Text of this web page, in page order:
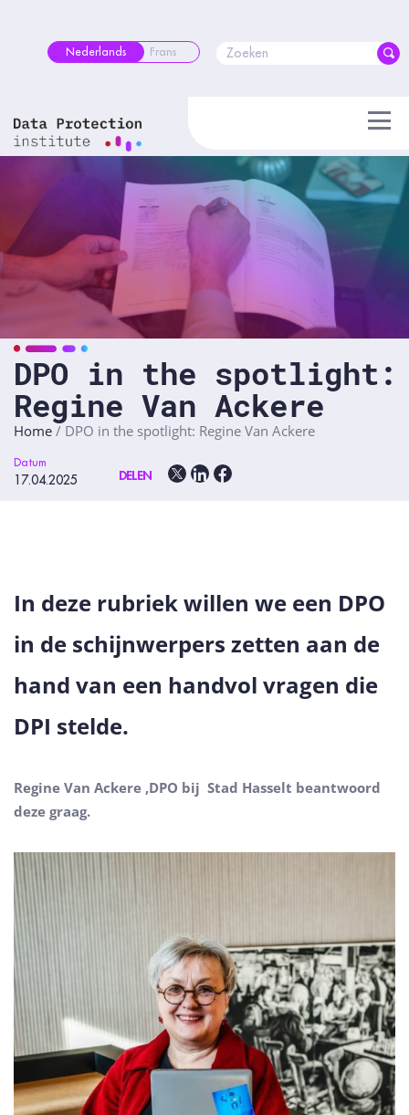
Nederlands Frans
DPO in the spotlight:
Regine Van Ackere
Home / DPO in the spotlight: Regine Van Ackere
Datum
17.04.2025 DELEN
In deze rubriek willen we een DPO
in de schijnwerpers zetten aan de
hand van een handvol vragen die
DPI stelde.
Regine Van Ackere ,DPO bij Stad Hasselt beantwoord
deze graag.